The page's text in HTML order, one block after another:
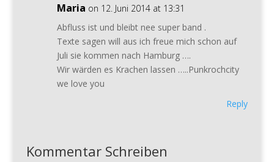
Maria on 12. Juni 2014 at 13:31
Abfluss ist und bleibt nee super band .
Texte sagen will aus ich freue mich schon auf
Juli sie kommen nach Hamburg ….
Wir wärden es Krachen lassen …..Punkrochcity
we love you
Reply
Kommentar Schreiben